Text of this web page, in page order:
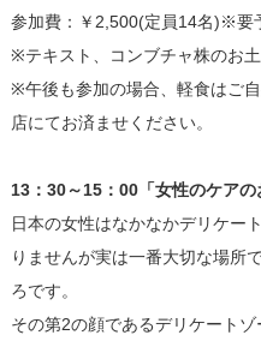
参加費：￥2,500(定員14名)※要
※テキスト、コンブチャ株のお
※午後も参加の場合、軽食はご
店にてお済ませください。
13：30～15：00「女性のケアの
日本の女性はなかなかデリケー
りませんが実は一番大切な場所
ろです。
その第2の顔であるデリケート